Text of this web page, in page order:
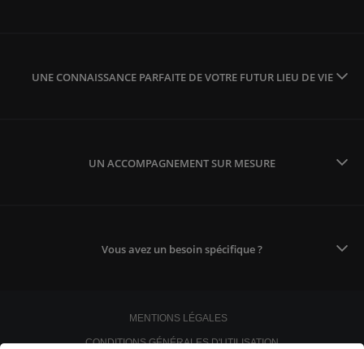
UNE CONNAISSANCE PARFAITE DE VOTRE FUTUR LIEU DE VIE
UN ACCOMPAGNEMENT SUR MESURE
Vous avez un besoin spécifique ?
MENTIONS LÉGALES
CONDITIONS GÉNÉRALES D'UTILISATION